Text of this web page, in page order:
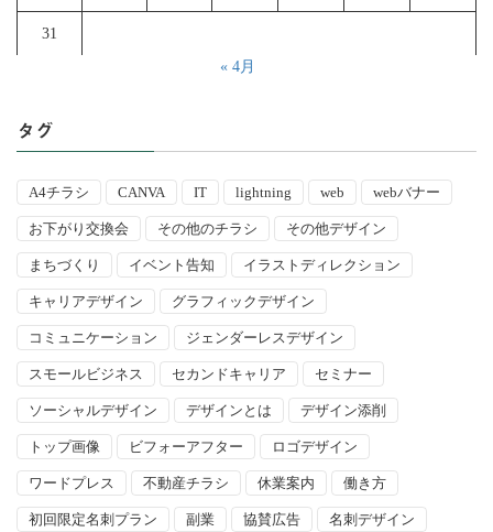
31
« 4月
タグ
A4チラシ CANVA IT lightning web webバナー
お下がり交換会 その他のチラシ その他デザイン
まちづくり イベント告知 イラストディレクション
キャリアデザイン グラフィックデザイン
コミュニケーション ジェンダーレスデザイン
スモールビジネス セカンドキャリア セミナー
ソーシャルデザイン デザインとは デザイン添削
トップ画像 ビフォーアフター ロゴデザイン
ワードプレス 不動産チラシ 休業案内 働き方
初回限定名刺プラン 副業 協賛広告 名刺デザイン